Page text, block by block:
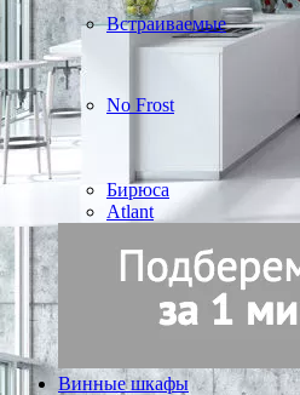
Встраиваемые
No Frost
Бирюса
Atlant
Винные шкафы